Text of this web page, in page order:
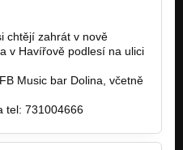
chtějí zahrát v nově
v Havířově podlesí na ulici
Music bar Dolina, včetně
tel: 731004666